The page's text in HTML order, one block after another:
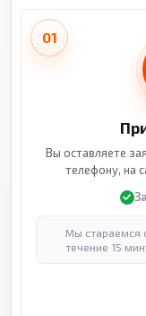
01
Вы оставляете
телефону, на
Мы стараемся
течение 15